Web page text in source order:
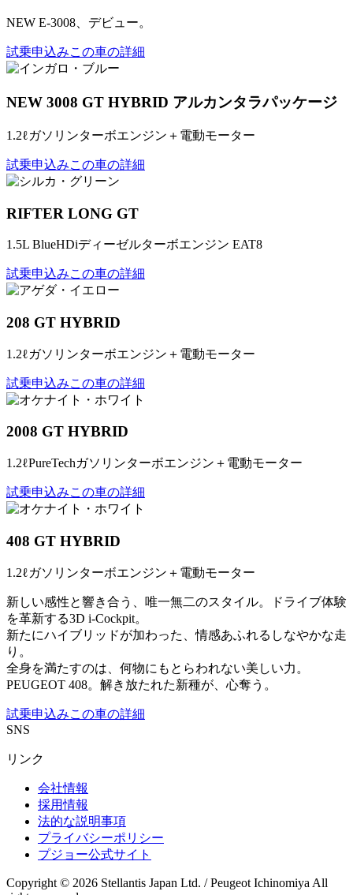
NEW E-3008、デビュー。
試乗申込みこの車の詳細
NEW 3008 GT HYBRID アルカンタラパッケージ
1.2ℓガソリンターボエンジン＋電動モーター
試乗申込みこの車の詳細
RIFTER LONG GT
1.5L BlueHDiディーゼルターボエンジン EAT8
試乗申込みこの車の詳細
208 GT HYBRID
1.2ℓガソリンターボエンジン＋電動モーター
試乗申込みこの車の詳細
2008 GT HYBRID
1.2ℓPureTechガソリンターボエンジン＋電動モーター
試乗申込みこの車の詳細
408 GT HYBRID
1.2ℓガソリンターボエンジン＋電動モーター
新しい感性と響き合う、唯一無二のスタイル。ドライブ体験
を革新する3D i-Cockpit。
新たにハイブリッドが加わった、情感あふれるしなやかな走
り。
全身を満たすのは、何物にもとらわれない美しい力。
PEUGEOT 408。解き放たれた新種が、心奪う。
試乗申込みこの車の詳細
SNS
リンク
会社情報
採用情報
法的な説明事項
プライバシーポリシー
プジョー公式サイト
Copyright © 2026 Stellantis Japan Ltd. / Peugeot Ichinomiya All